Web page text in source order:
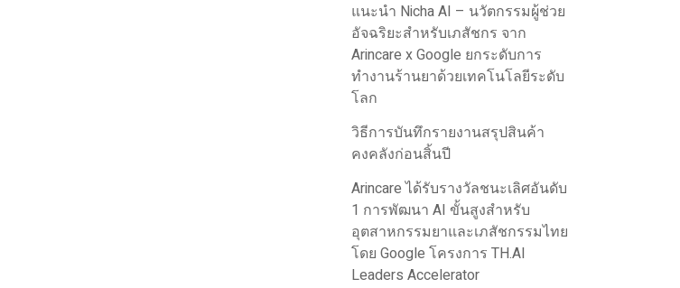
แนะนำ Nicha AI – นวัตกรรมผู้ช่วย
อัจฉริยะสำหรับเภสัชกร จาก
Arincare x Google ยกระดับการ
ทำงานร้านยาด้วยเทคโนโลยีระดับ
โลก
วิธีการบันทึกรายงานสรุปสินค้า
คงคลังก่อนสิ้นปี
Arincare ได้รับรางวัลชนะเลิศอันดับ
1 การพัฒนา AI ขั้นสูงสำหรับ
อุตสาหกรรมยาและเภสัชกรรมไทย
โดย Google โครงการ TH.AI
Leaders Accelerator